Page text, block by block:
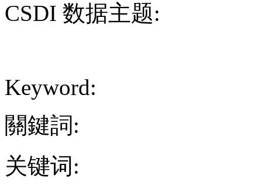
CSDI 数据主题:
Keyword:
關鍵詞:
关键词: